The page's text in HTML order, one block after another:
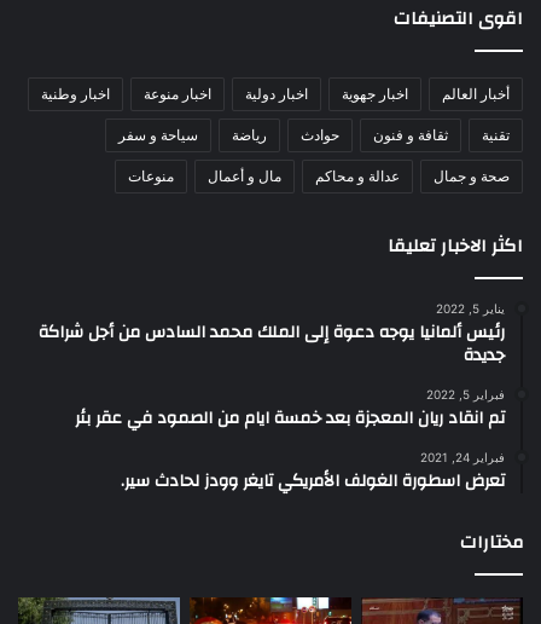
اقوى التصنيفات
أخبار العالم اخبار جهوية اخبار دولية اخبار منوعة اخبار وطنية
تقنية ثقافة و فنون حوادث رياضة سياحة و سفر
صحة و جمال عدالة و محاكم مال و أعمال منوعات
اكثر الاخبار تعليقا
يناير 5, 2022
رئيس ألمانيا يوجه دعوة إلى الملك محمد السادس من أجل شراكة
جديدة
فبراير 5, 2022
تم انقاد ريان المعجزة بعد خمسة ايام من الصمود في عقر بئر
فبراير 24, 2021
تعرض اسطورة الغولف الأمريكي تايغر وودز لحادث سير.
مختارات